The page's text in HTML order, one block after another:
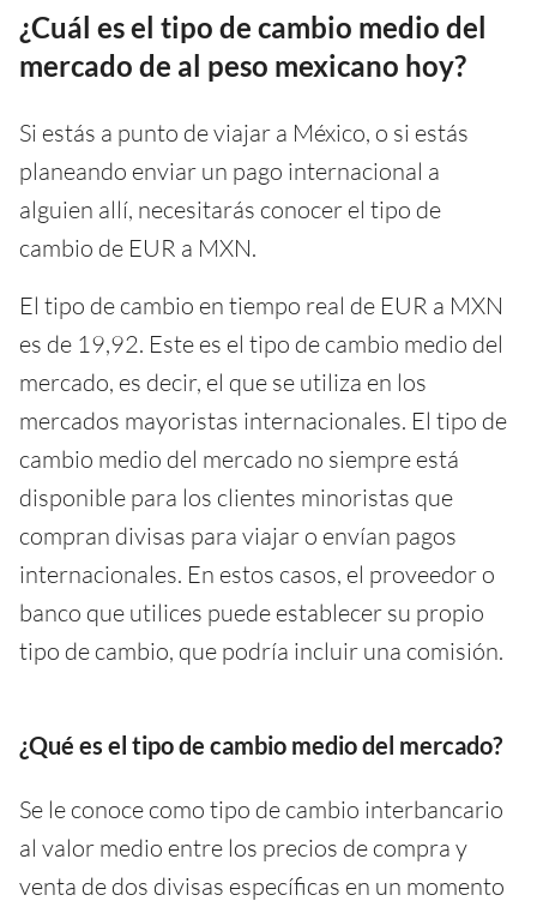
¿Cuál es el tipo de cambio medio del
mercado de al peso mexicano hoy?
Si estás a punto de viajar a México, o si estás
planeando enviar un pago internacional a
alguien allí, necesitarás conocer el tipo de
cambio de EUR a MXN.
El tipo de cambio en tiempo real de EUR a MXN
es de 19,92. Este es el tipo de cambio medio del
mercado, es decir, el que se utiliza en los
mercados mayoristas internacionales. El tipo de
cambio medio del mercado no siempre está
disponible para los clientes minoristas que
compran divisas para viajar o envían pagos
internacionales. En estos casos, el proveedor o
banco que utilices puede establecer su propio
tipo de cambio, que podría incluir una comisión.
¿Qué es el tipo de cambio medio del mercado?
Se le conoce como tipo de cambio interbancario
al valor medio entre los precios de compra y
venta de dos divisas específicas en un momento